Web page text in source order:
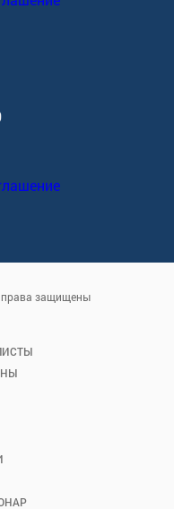
права защищены